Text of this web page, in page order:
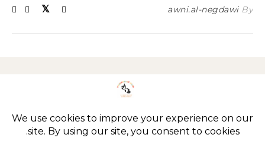
By
awni.al-negdawi
Privacy policy